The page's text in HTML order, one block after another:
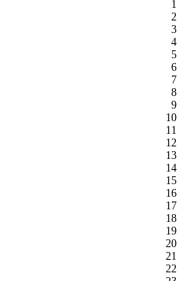
1
2
3
4
5
6
7
8
9
10
11
12
13
14
15
16
17
18
19
20
21
22